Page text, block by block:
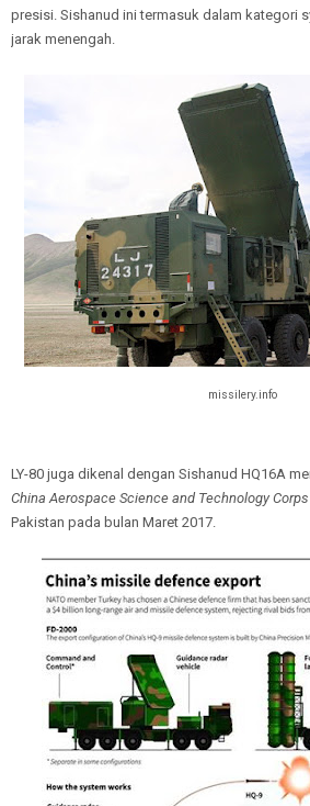
presisi. Sishanud ini termasuk dalam kategori
jarak menengah.
missilery.info
LY-80 juga dikenal dengan Sishanud HQ16A
China Aerospace Science and Technology Corps
Pakistan pada bulan Maret 2017.